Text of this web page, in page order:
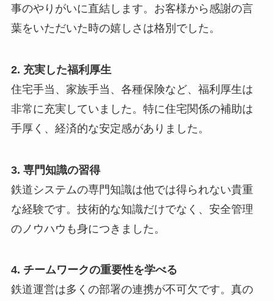
事のやりがいに直結します。お客様から感謝の言
葉をいただいた時の嬉しさは格別でした。
2. 充実した福利厚生
住宅手当、家族手当、各種保険など、福利厚生は
非常に充実していました。特に住宅関係の補助は
手厚く、経済的な安定感がありました。
3. 専門知識の習得
鉄道システムの専門知識は他では得られない貴重
な経験です。技術的な知識だけでなく、安全管理
のノウハウも身につきました。
4. チームワークの重要性を学べる
鉄道運営は多くの部署の連携が不可欠です。真の